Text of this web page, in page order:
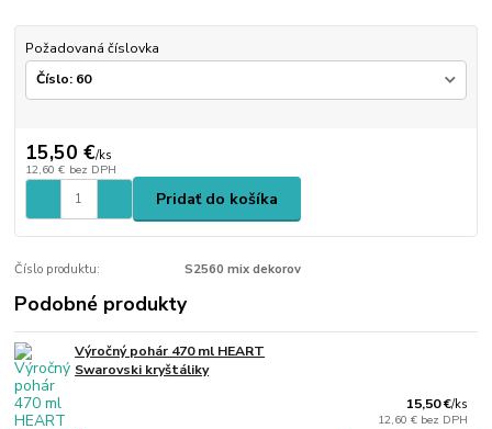
Požadovaná číslovka
15,50 €/ks
12,60 € bez DPH
Pridať do košíka
Číslo produktu: S2560 mix dekorov
Podobné produkty
Výročný pohár 470 ml HEART
Swarovski kryštáliky
15,50 €/ks
12,60 € bez DPH